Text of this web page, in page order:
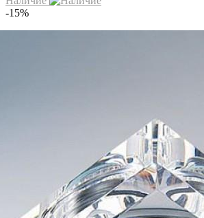
-15%